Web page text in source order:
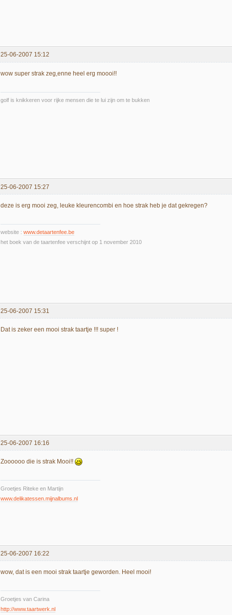
25-06-2007 15:12
wow super strak zeg,enne heel erg moooi!!
golf is knikkeren voor rijke mensen die te lui zijn om te bukken
25-06-2007 15:27
deze is erg mooi zeg, leuke kleurencombi en hoe strak heb je dat gekregen?
website : www.detaartenfee.be
het boek van de taartenfee verschijnt op 1 november 2010
25-06-2007 15:31
Dat is zeker een mooi strak taartje !!! super !
25-06-2007 16:16
Zoooooo die is strak Mooi!!
Groetjes Riteke en Martijn
www.delikatessen.mijnalbums.nl
25-06-2007 16:22
wow, dat is een mooi strak taartje geworden. Heel mooi!
Groetjes van Carina
http://www.taartwerk.nl